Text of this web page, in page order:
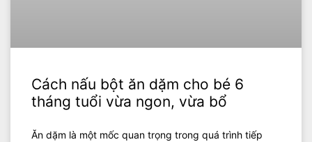
Cách nấu bột ăn dặm cho bé 6
tháng tuổi vừa ngon, vừa bổ
Ăn dặm là một mốc quan trọng trong quá trình tiếp